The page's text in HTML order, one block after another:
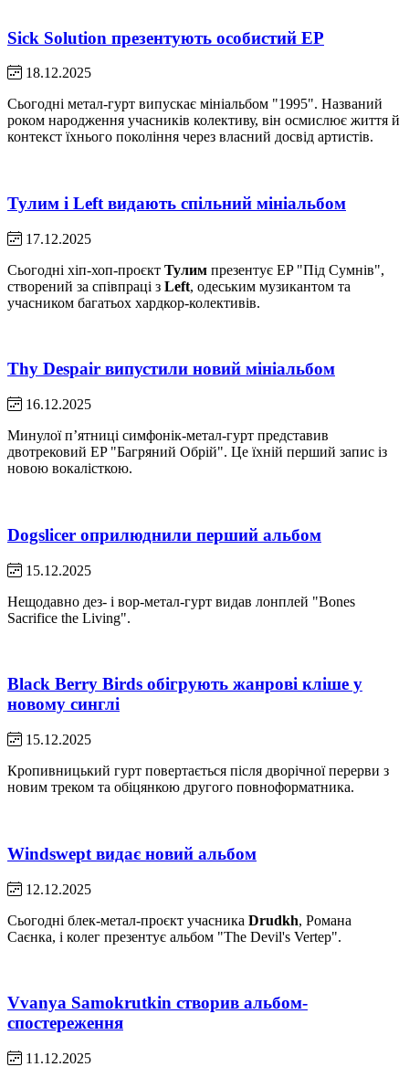
Sick Solution презентують особистий EP
18.12.2025
Сьогодні метал-гурт випускає мініальбом "1995". Названий
роком народження учасників колективу, він осмислює життя й
контекст їхнього покоління через власний досвід артистів.
Тулим і Left видають спільний мініальбом
17.12.2025
Сьогодні хіп-хоп-проєкт Тулим презентує EP "Під Сумнів",
створений за співпраці з Left, одеським музикантом та
учасником багатьох хардкор-колективів.
Thy Despair випустили новий мініальбом
16.12.2025
Минулої пʼятниці симфонік-метал-гурт представив
двотрековий EP "Багряний Обрій". Це їхній перший запис із
новою вокалісткою.
Dogslicer оприлюднили перший альбом
15.12.2025
Нещодавно дез- і вор-метал-гурт видав лонплей "Bones
Sacrifice the Living".
Black Berry Birds обігрують жанрові кліше у
новому синглі
15.12.2025
Кропивницький гурт повертається після дворічної перерви з
новим треком та обіцянкою другого повноформатника.
Windswept видає новий альбом
12.12.2025
Сьогодні блек-метал-проєкт учасника Drudkh, Романа
Саєнка, і колег презентує альбом "The Devil's Vertep".
Vvanya Samokrutkin створив альбом-
спостереження
11.12.2025